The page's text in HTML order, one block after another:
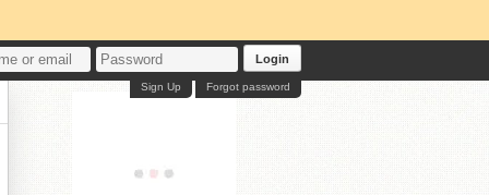
Login
Forgot password
Sign Up